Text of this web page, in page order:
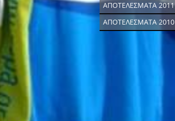
ΑΠΟΤΕΛΕΣΜΑΤΑ 2011
ΑΠΟΤΕΛΕΣΜΑΤΑ 2010